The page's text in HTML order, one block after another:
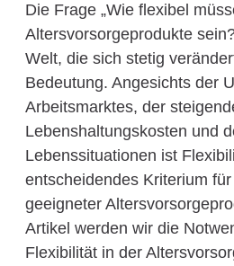
Die Frage „Wie flexibel
Altersvorsorgeprodukte
Welt, die sich stetig
Bedeutung. Angesichts der
Arbeitsmarktes, der
Lebenshaltungskosten und
Lebenssituationen ist
entscheidendes Kriterium für
geeigneter
Artikel werden wir die
Flexibilität in der